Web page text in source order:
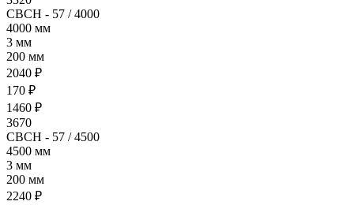
СВСН - 57 / 4000
4000 мм
3 мм
200 мм
2040 ₽
170 ₽
1460 ₽
3670
СВСН - 57 / 4500
4500 мм
3 мм
200 мм
2240 ₽